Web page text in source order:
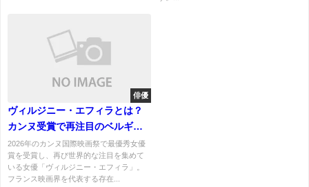
俳優
ヴィルジニー・エフィラとは？
カンヌ受賞で再注目のベルギー
出身実力派女優を徹底解説
2026年のカンヌ国際映画祭で最優秀女優
賞を受賞し、再び世界的な注目を集めて
いる女優「ヴィルジニー・エフィラ」。
フランス映画界を代表する存在...